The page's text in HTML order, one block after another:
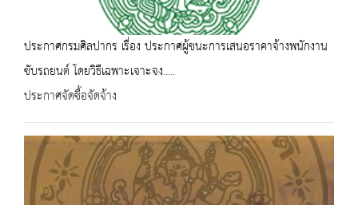
ประกาศกรมศิลปากร เรื่อง ประกาศผู้ขนะการเสนอราคาจ้างพนักงาน
ขับรถยนต์ โดยวิธีเฉพาะเจาะจง.....
ประกาศจัดซื้อจัดจ้าง